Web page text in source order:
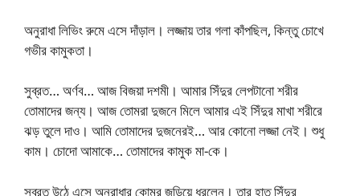
অনুরাধা লিভিং রুমে এসে দাঁড়াল। লজ্জায় তার গলা কাঁপছিল, কিন্তু চোখে
গভীর কামুকতা।
সুব্রত… অর্ণব… আজ বিজয়া দশমী। আমার সিঁদুর লেপটানো শরীর
তোমাদের জন্য। আজ তোমরা দুজনে মিলে আমার এই সিঁদুর মাখা শরীরে
ঝড় তুলে দাও। আমি তোমাদের দুজনেরই… আর কোনো লজ্জা নেই। শুধু
কাম। চোদো আমাকে… তোমাদের কামুক মা-কে।
সুব্রত উঠে এসে অনুরাধার কোমর জড়িয়ে ধরলেন। তার হাত সিঁদুর